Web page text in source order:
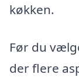
køkken.
Før du
der flere